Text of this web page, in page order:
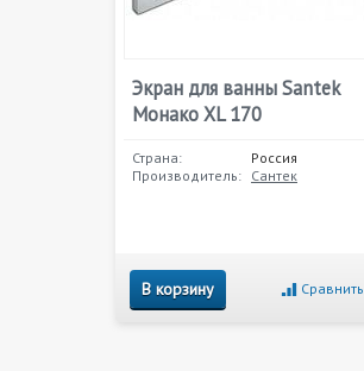
Экран для ванны Santek
Монако XL 170
Страна:
Россия
Производитель: Сантек
В корзину Сравнить